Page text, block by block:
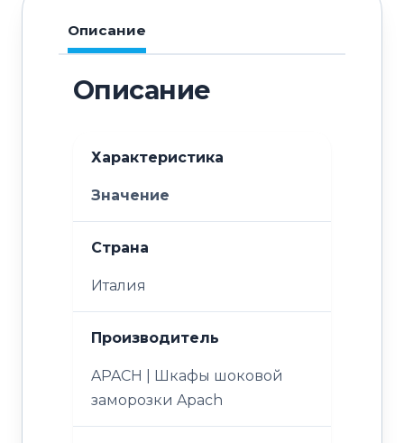
Описание
Описание
Характеристика
Значение
Страна
Италия
Производитель
APACH | Шкафы шоковой
заморозки Apach